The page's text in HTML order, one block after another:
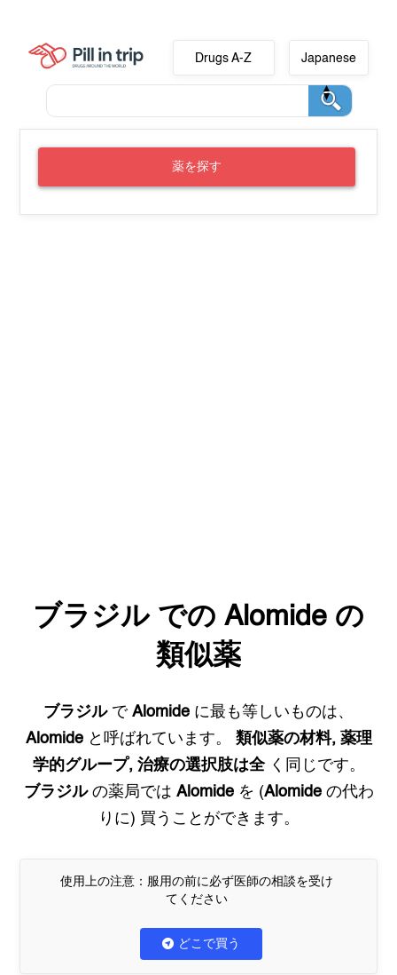
Drugs A-Z Japanese
薬を探す
ブラジルでの Alomide の
類似薬
ブラジルで Alomide に最も等しいものは、
Alomideと呼ばれています。
類似薬の材料, 薬理
学的グループ, 治療の選択肢は全 く同じです。
ブラジルの薬局では Alomideを (Alomideの代わ
りに) 買うことができます。
使用上の注意：服用の前に必ず医師の相談を受け
てください
どこで買う